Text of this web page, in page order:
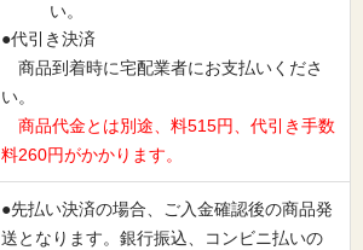
い。
●代引き決済
商品到着時に宅配業者にお支払いくださ
い。
商品代金とは別途、料515円、代引き手数
料260円がかかります。
●先払い決済の場合、ご入金確認後の商品発
送となります。銀行振込、コンビニ払いの